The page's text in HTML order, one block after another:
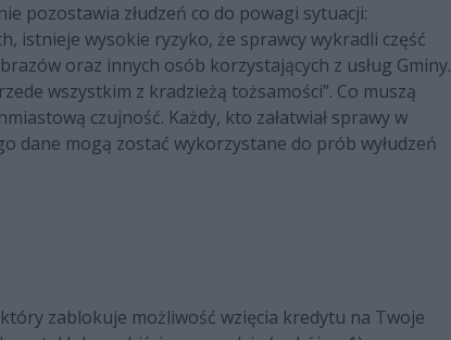
pozostawia złudzeń co do powagi sytuacji:
istnieje wysokie ryzyko, że sprawcy wykradli część
oraz innych osób korzystających z usług Gminy.
wszystkim z kradzieżą tożsamości”. Co muszą
czujność. Każdy, kto załatwiał sprawy w
dane mogą zostać wykorzystane do prób wyłudzeń
zablokuje możliwość wzięcia kredytu na Twoje